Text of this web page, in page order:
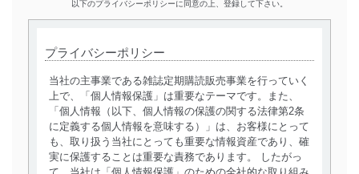
以下のプライバシーポリシーに同意の上、登録して下さい。
プライバシーポリシー
当社の主事業である雑誌定期購読販売事業を行っていく
上で、「個人情報保護」は重要なテーマです。また、
「個人情報（以下、個人情報の保護の関する法律第2条
に定義する個人情報を意味する）」は、お客様にとって
も、取り扱う当社にとっても重要な情報資産であり、確
実に保護することは重要な責務であります。 したがっ